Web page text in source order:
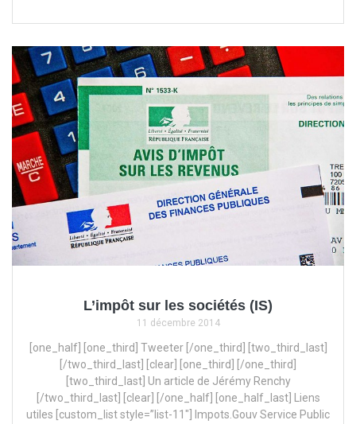
L’impôt sur les sociétés (IS)
11 décembre 2014
[one_half] [one_third] Tweeter [/one_third] [two_third_last]
[/two_third_last] [clear] [one_third] [/one_third]
[two_third_last] Un article de Jérémy Renchy
[/two_third_last] [clear] [/one_half] [one_half_last] Liens
utiles [custom_list style=”list-11″] Impots.Gouv Service Public